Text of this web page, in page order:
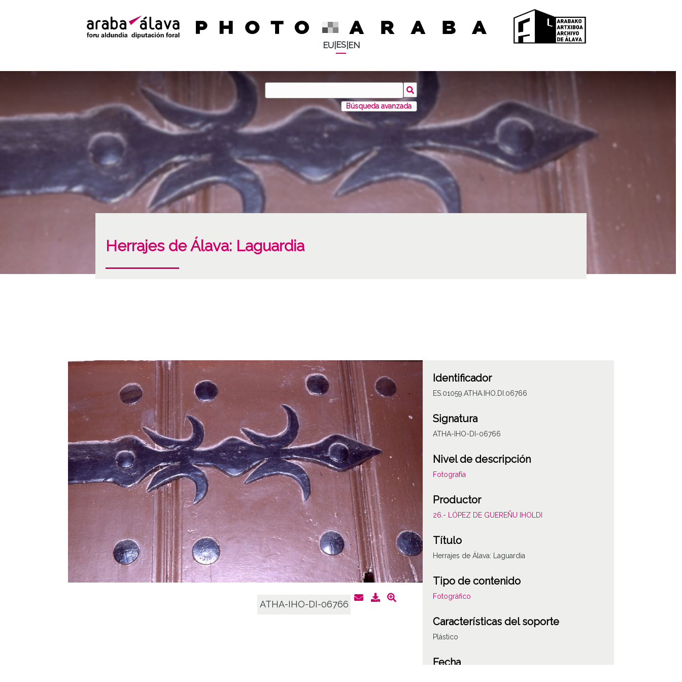
EU| ES| EN
Búsqueda avanzada
Herrajes de Álava: Laguardia
ATHA-IHO-DI-06766
Identificador
ES.01059.ATHA.IHO.DI.06766
Signatura
ATHA-IHO-DI-06766
Nivel de descripción
Fotografía
Productor
26.- LÓPEZ DE GUEREÑU IHOLDI
Título
Herrajes de Álava: Laguardia
Tipo de contenido
Fotográfico
Características del soporte
Plástico
Fecha